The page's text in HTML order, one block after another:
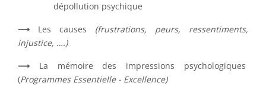
dépollution psychique
⟶ Les causes (frustrations, peurs, ressentiments,
injustice, ….)
⟶ La mémoire des impressions psychologiques
(Programmes Essentielle - Excellence)